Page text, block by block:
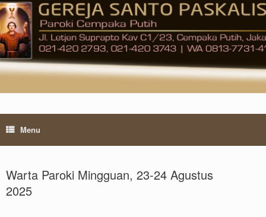
Skip
to
content
Menu
Warta Paroki Mingguan, 23-24 Agustus
2025